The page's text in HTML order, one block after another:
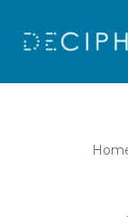
Mynd